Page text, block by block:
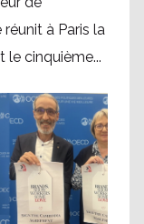
à Paris la
le cinquième...